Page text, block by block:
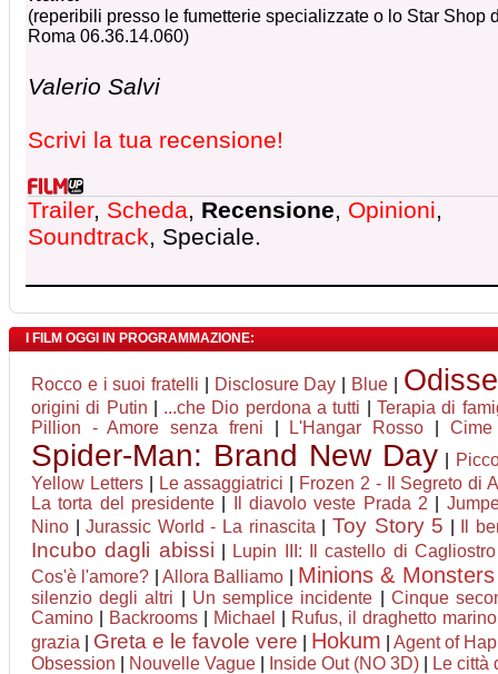
(reperibili presso le fumetterie specializzate o lo Star Shop
Roma 06.36.14.060)
Valerio Salvi
Scrivi la tua recensione!
Trailer, Scheda, Recensione, Opinioni,
Soundtrack, Speciale.
I FILM OGGI IN PROGRAMMAZIONE:
Rocco e i suoi fratelli Disclosure Day Blue
origini di Putin ...che Dio perdona a tutti
Terapia di
Pillion - Amore senza freni
L'Hangar Rosso Cime
Spider-Man: Brand New Day
Yellow Letters| Le assaggiatrici
Frozen 2 - Il Segreto di
La torta del presidente
Il diavolo veste Prada 2
Nino |Jurassic World - La rinascita Toy Story 5 Il
Incubo dagli abissi Lupin III: Il castello di Cagliostro
Cos'è l'amore? |Allora Balliamo Minions & Monsters
silenzio degli altri
Un semplice incidente
Cinque
Camino
Backrooms Michael
Rufus, il draghetto
grazia
Greta e le favole vere Hokum
Agent of
Obsession
Nouvelle Vague Inside Out (NO 3D) Le città